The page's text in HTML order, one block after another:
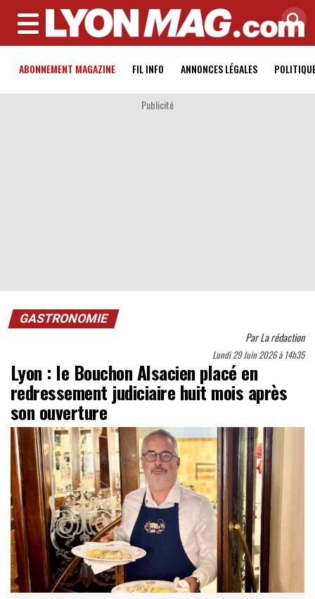
MENU
ABONNEMENT MAGAZINE FIL INFO ANNONCES LÉGALES
Publicité
GASTRONOMIE
ParLa rédaction
Lundi 29 Juin 2026 à 14h35
Lyon : le Bouchon Alsacien placé en
redressement judiciaire huit mois après
son ouverture